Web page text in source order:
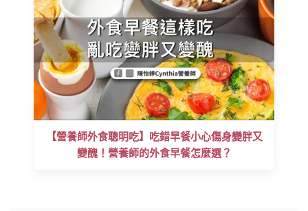
【營養師外食聰明吃】吃錯早餐小心傷身變胖又
變醜！營養師的外食早餐怎麼選？